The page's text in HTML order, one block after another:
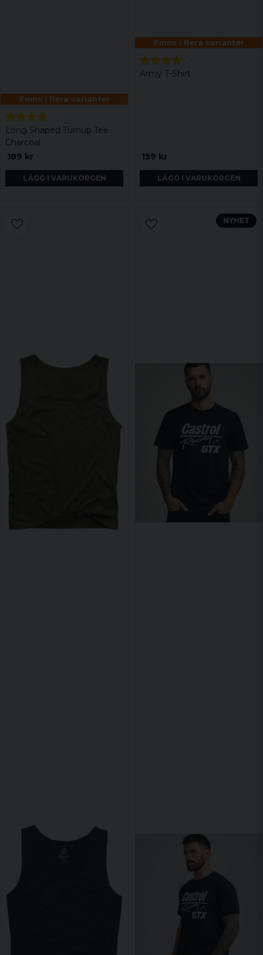
Finns i flera varianter
Long Shaped Turnup Tee
Charcoal
189 kr
LÄGG I VARUKORGEN
Finns i flera varianter
Army T-Shirt
159 kr
LÄGG I VARUKORGEN
NYHET